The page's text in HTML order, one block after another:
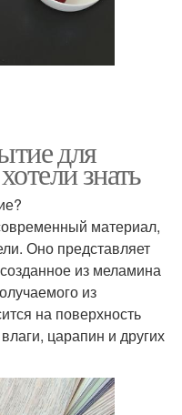
для
знать
материал,
Оно представляет
из меламина
из
на поверхность
царапин и других